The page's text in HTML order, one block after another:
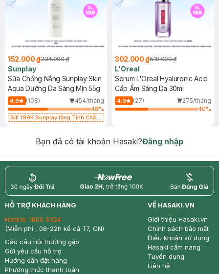
152.000 ₫234.000 ₫
Sunplay
Sữa Chống Nắng Sunplay Skin
Aqua Dưỡng Da Sáng Mịn 55g
4.9 (108)
454/tháng
48%
Bill 199K Sunplay tặng Tinh Chất
302.000 ₫519.000 ₫
L'Oreal
Serum L'Oreal Hyaluronic Acid
Cấp Ẩm Sáng Da 30ml
4.9 (27)
275/tháng
40%
Bạn đã có tài khoản Hasaki?Đăng nhập
return nowfree price
HỖ TRỢ KHÁCH HÀNG
Hotline: 1800 6324
(Miễn phí , 08-22h kể cả T7, CN)
Các câu hỏi thường gặp
Gửi yêu cầu hỗ trợ
Hướng dẫn đặt hàng
Phương thức thanh toán
VỀ HASAKI.VN
Giới thiệu Hasaki.vn
Chính sách bảo mật
Điều khoản sử dụng
Hasaki cẩm nang
Tuyển dụng
Liên hệ